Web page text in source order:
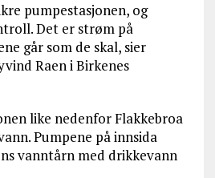
pumpestasjonen, og
Det er strøm på
går som de skal, sier
Raen i Birkenes
like nedenfor Flakkebroa
Pumpene på innsida
vanntårn med drikkevann